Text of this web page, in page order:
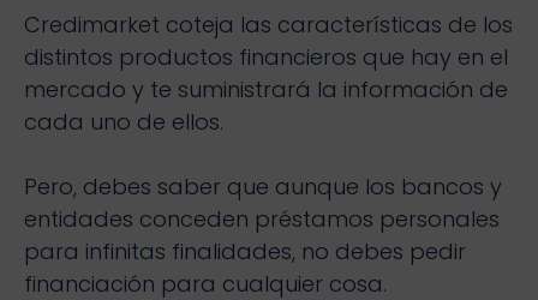
Credimarket coteja las características de los
distintos productos financieros que hay en el
mercado y te suministrará la información de
cada uno de ellos.
Pero, debes saber que aunque los bancos y
entidades conceden préstamos personales
para infinitas finalidades, no debes pedir
financiación para cualquier cosa.